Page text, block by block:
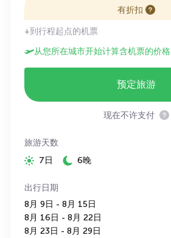
有折扣
+到行程起点的机票
从您所在城市开始计算含机票的价格
预定旅游
现在不许支付
旅游天数
7日
6晚
出行日期
8月 9日 - 8月 15日
8月 16日 - 8月 22日
8月 23日 - 8月 29日